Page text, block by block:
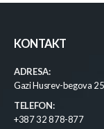
KONTAKT
ADRESA:
Gazi Husrev-begova
TELEFON:
+387 32 878-877